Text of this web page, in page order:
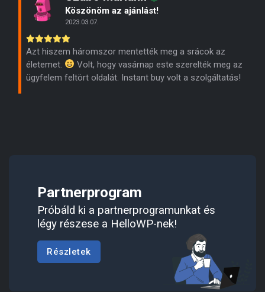
Köszönöm az ajánlást!
2023.03.07.
Azt hiszem háromszor mentették meg a srácok az
életemet.
Volt, hogy vasárnap este szerelték meg az
ügyfelem feltört oldalát. Instant buy volt a szolgáltatás!
Partnerprogram
Próbáld ki a partnerprogramunkat és
légy részese a HelloWP-nek!
Részletek